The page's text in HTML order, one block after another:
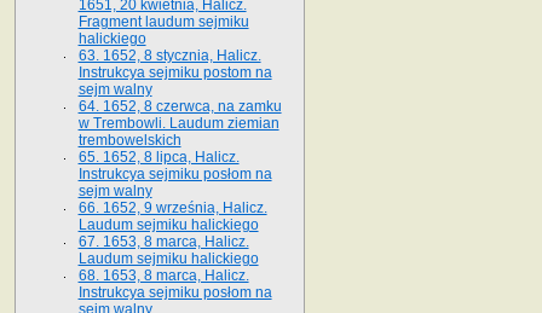
1651, 20 kwietnia, Halicz.
Fragment laudum sejmiku
halickiego
63. 1652, 8 stycznia, Halicz.
Instrukcya sejmiku postom na
sejm walny
64. 1652, 8 czerwca, na zamku
w Trembowli. Laudum ziemian
trembowelskich
65. 1652, 8 lipca, Halicz.
Instrukcya sejmiku posłom na
sejm walny
66. 1652, 9 września, Halicz.
Laudum sejmiku halickiego
67. 1653, 8 marca, Halicz.
Laudum sejmiku halickiego
68. 1653, 8 marca, Halicz.
Instrukcya sejmiku posłom na
sejm walny